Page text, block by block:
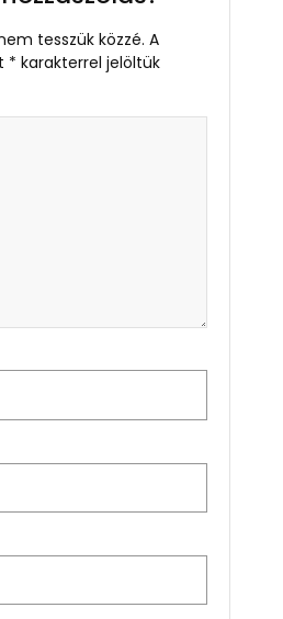
tesszük közzé. A
* karakterrel jelöltük